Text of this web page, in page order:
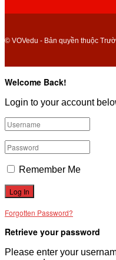
© VOVedu - Bản quyền thuộc
Welcome Back!
Login to your account
Remember Me
Forgotten Password?
Retrieve your password
Please enter your